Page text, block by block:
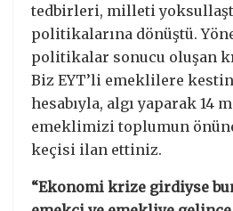
tedbirleri, milleti
politikalarına dönüştü.
politikalar sonucu oluşan
Biz EYT’li emeklilere
hesabıyla, algı yaparak 14
emeklimizi toplumun
keçisi ilan ettiniz.
“Ekonomi krize girdiyse